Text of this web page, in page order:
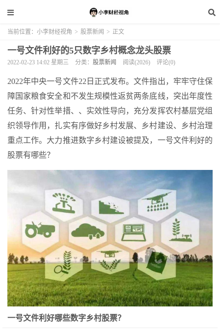
当前位置： 小李财经视角 > 股票新闻 > 正文
一号文件利好的5只数字乡村概念龙头股票
2022-02-23 14:02 星期三 分类： 股票新闻 阅读(2026) 评论(0)
2022年中央一号文件22日正式发布。文件指出，牢牢守住保
障国家粮食安全和不发生规模性返贫两条底线，突出年度性
任务、针对性举措、、实效性导向，充分发挥农村基层党组
织领导作用，扎实有序做好乡村发展、乡村建设、乡村治理
重点工作。大力推进数字乡村建设被提及，一号文件利好的
股票有哪些？
一号文件利好哪些数字乡村股票？